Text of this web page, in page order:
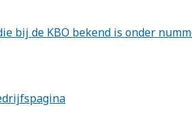
bij de KBO bekend is onder